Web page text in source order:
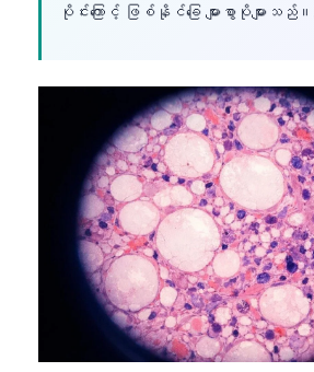
ပိုင်းကြောင့် ဖြစ်နိုင်ခြေ များစွာပိုများသည်